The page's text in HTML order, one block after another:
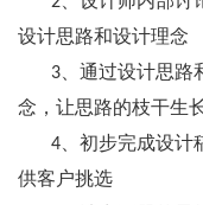
设计思路和设计理念
3、通过设计思路
念，让思路的枝干生
4、初步完成设计稿
供客户挑选